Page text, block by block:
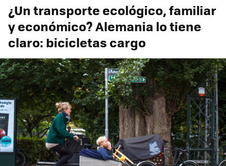
¿Un transporte ecológico, familiar
y económico? Alemania lo tiene
claro: bicicletas cargo